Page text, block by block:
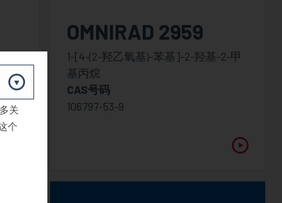
OMNIRAD 2959
1-[4-(2-羟乙氧基)-苯基]-2-羟基-2-甲
基丙烷
CAS号码
106797-53-9
关
个